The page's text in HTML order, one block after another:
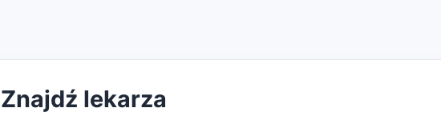
Znajdź lekarza